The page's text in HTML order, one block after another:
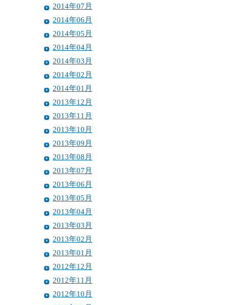
2014年07月
2014年06月
2014年05月
2014年04月
2014年03月
2014年02月
2014年01月
2013年12月
2013年11月
2013年10月
2013年09月
2013年08月
2013年07月
2013年06月
2013年05月
2013年04月
2013年03月
2013年02月
2013年01月
2012年12月
2012年11月
2012年10月